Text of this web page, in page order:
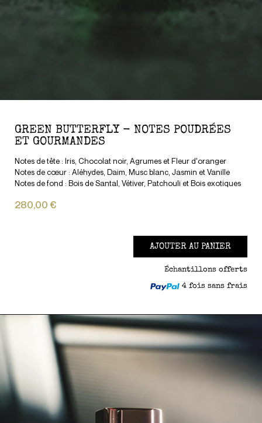
GREEN BUTTERFLY - NOTES POUDRÉES
ET GOURMANDES
Notes de tête : Iris, Chocolat noir, Agrumes et Fleur d'oranger
Notes de cœur : Aléhydes, Daim, Musc blanc, Jasmin et Vanille
Notes de fond : Bois de Santal, Vétiver, Patchouli et Bois exotiques
280,00 €
AJOUTER AU PANIER
Échantillons offerts
4 fois sans frais